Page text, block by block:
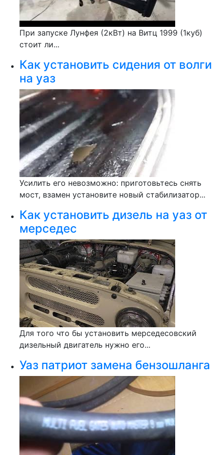
При запуске Лунфея (2кВт) на Витц 1999 (1куб)
стоит ли...
Как установить сидения от волги
на уаз
Усилить его невозможно: приготовьтесь снять
мост, взамен установите новый стабилизатор...
Как установить дизель на уаз от
мерседес
Для того что бы установить мерседесовский
дизельный двигатель нужно его...
Уаз патриот замена бензошланга